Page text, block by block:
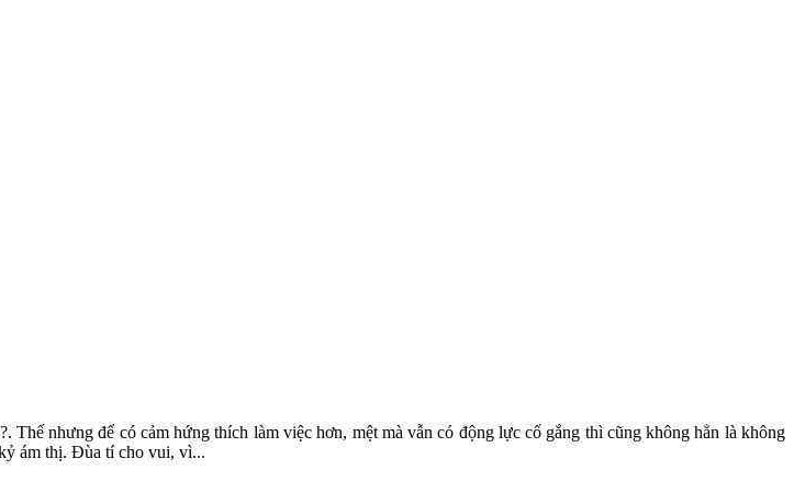
nhưng để có cảm hứng thích làm việc hơn, mệt mà vẫn có động lực cố gắng thì cũng không hẳn là không
ám thị. Đùa tí cho vui, vì...